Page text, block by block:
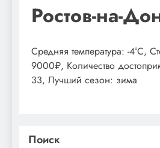
Ростов-на-
Средняя температура: -4°C,
9000₽, Количество
33, Лучший сезон: зима
Поиск